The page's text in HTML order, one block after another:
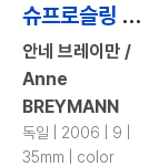
슈프로슬링 / Sprössling
안네 브레이만 /
Anne
BREYMANN
독일 | 2006 | 9 |
35mm | color